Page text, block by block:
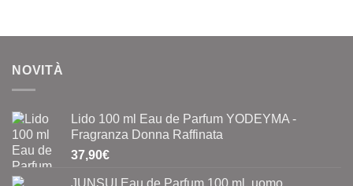
NOVITÀ
Lido 100 ml Eau de Parfum YODEYMA -
Fragranza Donna Raffinata
37,90€
JUNSUI Eau de Parfum 100 ml. uomo